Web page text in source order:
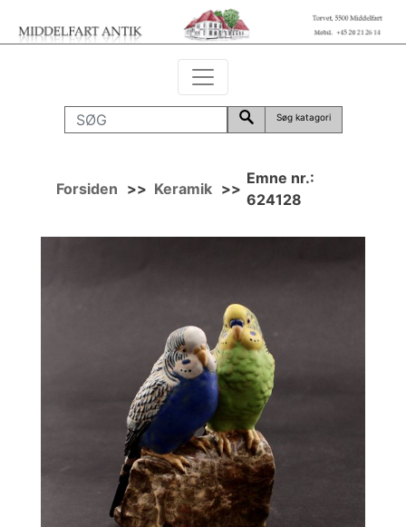
Søg katagori
Forsiden >> Keramik >>
Emne nr.:
624128